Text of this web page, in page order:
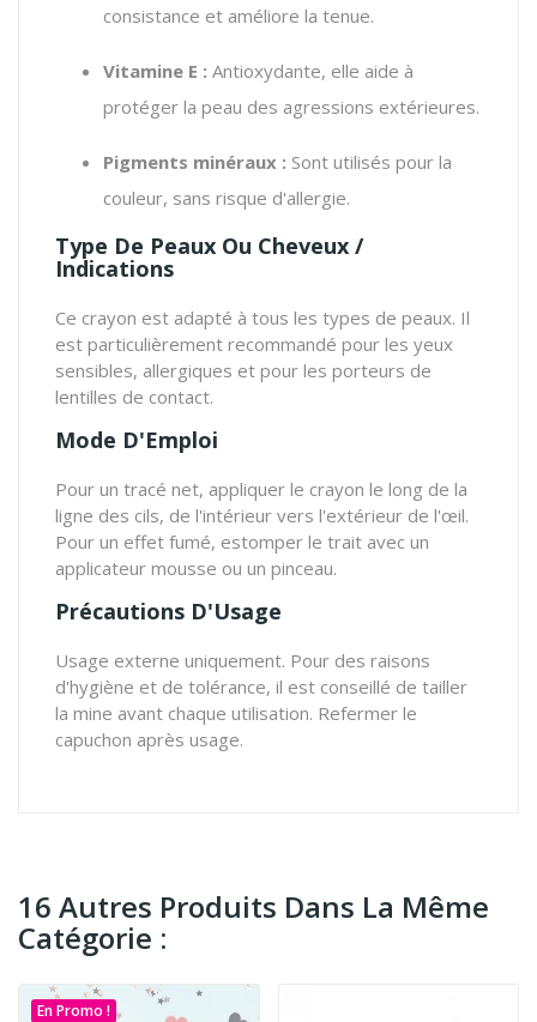
consistance et améliore la tenue.
Vitamine E : Antioxydante, elle aide à
protéger la peau des agressions extérieures.
Pigments minéraux : Sont utilisés pour la
couleur, sans risque d'allergie.
Type De Peaux Ou Cheveux /
Indications
Ce crayon est adapté à tous les types de peaux. Il
est particulièrement recommandé pour les yeux
sensibles, allergiques et pour les porteurs de
lentilles de contact.
Mode D'Emploi
Pour un tracé net, appliquer le crayon le long de la
ligne des cils, de l'intérieur vers l'extérieur de l'œil.
Pour un effet fumé, estomper le trait avec un
applicateur mousse ou un pinceau.
Précautions D'Usage
Usage externe uniquement. Pour des raisons
d'hygiène et de tolérance, il est conseillé de tailler
la mine avant chaque utilisation. Refermer le
capuchon après usage.
16 Autres Produits Dans La Même
Catégorie :
En Promo !